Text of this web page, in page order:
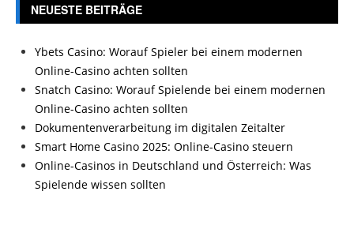
NEUESTE BEITRÄGE
Ybets Casino: Worauf Spieler bei einem modernen
Online-Casino achten sollten
Snatch Casino: Worauf Spielende bei einem modernen
Online-Casino achten sollten
Dokumentenverarbeitung im digitalen Zeitalter
Smart Home Casino 2025: Online-Casino steuern
Online-Casinos in Deutschland und Österreich: Was
Spielende wissen sollten